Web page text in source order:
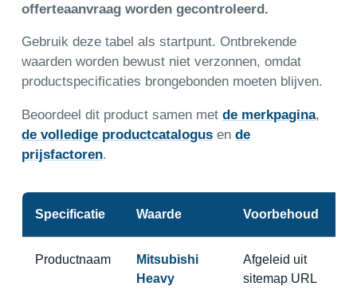
offerteaanvraag worden gecontroleerd.
Gebruik deze tabel als startpunt. Ontbrekende
waarden worden bewust niet verzonnen, omdat
productspecificaties brongebonden moeten blijven.
Beoordeel dit product samen met de merkpagina,
de volledige productcatalogusen de
prijsfactoren.
Specificatie Waarde Voorbehoud
Productnaam
Mitsubishi
Heavy
Afgeleid uit
sitemap URL